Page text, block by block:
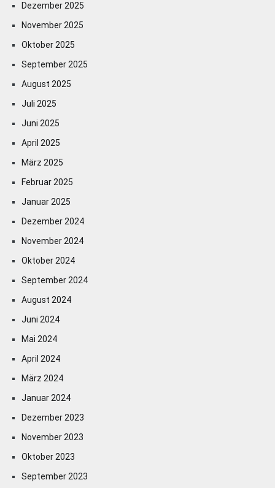
Dezember 2025
November 2025
Oktober 2025
September 2025
August 2025
Juli 2025
Juni 2025
April 2025
März 2025
Februar 2025
Januar 2025
Dezember 2024
November 2024
Oktober 2024
September 2024
August 2024
Juni 2024
Mai 2024
April 2024
März 2024
Januar 2024
Dezember 2023
November 2023
Oktober 2023
September 2023